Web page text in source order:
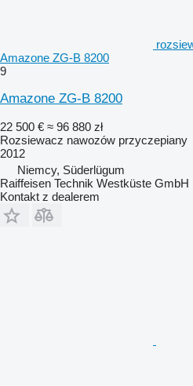
Amazone ZG-B 8200
9
Amazone ZG-B 8200
22 500 € ≈ 96 880 zł
Rozsiewacz nawozów przyczepiany
2012
Niemcy, Süderlügum
Raiffeisen Technik Westküste GmbH
Kontakt z dealerem